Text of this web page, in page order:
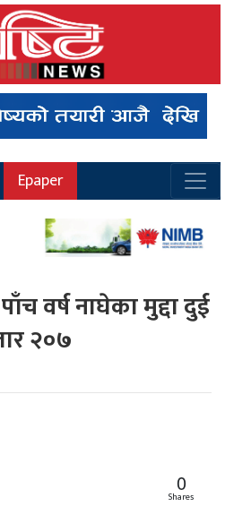
Epaper
वर्ष नाघेका मुद्दा दुई
२०७
0
Shares